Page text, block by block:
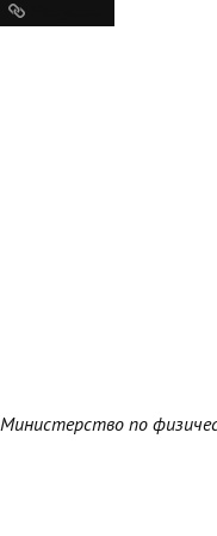
Министерство по